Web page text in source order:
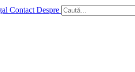
Contact Despre